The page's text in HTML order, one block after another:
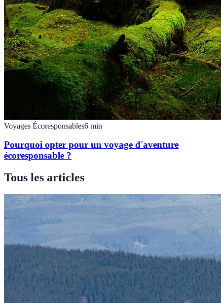
Voyages Écoresponsables6 min
Pourquoi opter pour un voyage d'aventure
écoresponsable ?
Tous les articles